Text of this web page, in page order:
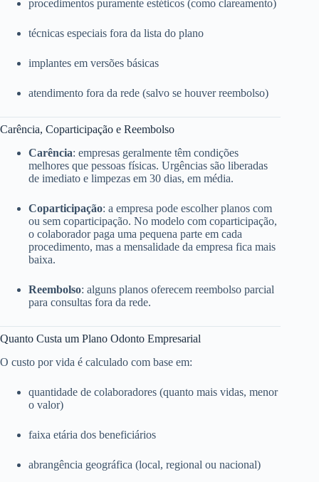
procedimentos puramente estéticos (como clareamento)
técnicas especiais fora da lista do plano
implantes em versões básicas
atendimento fora da rede (salvo se houver reembolso)
Carência, Coparticipação e Reembolso
Carência: empresas geralmente têm condições
melhores que pessoas físicas. Urgências são liberadas
de imediato e limpezas em 30 dias, em média.
Coparticipação: a empresa pode escolher planos com
ou sem coparticipação. No modelo com coparticipação,
o colaborador paga uma pequena parte em cada
procedimento, mas a mensalidade da empresa fica mais
baixa.
Reembolso: alguns planos oferecem reembolso parcial
para consultas fora da rede.
Quanto Custa um Plano Odonto Empresarial
O custo por vida é calculado com base em:
quantidade de colaboradores (quanto mais vidas, menor
o valor)
faixa etária dos beneficiários
abrangência geográfica (local, regional ou nacional)